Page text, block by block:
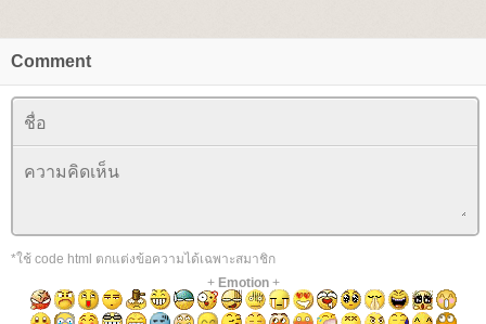
Comment
*ใช้ code html ตกแต่งข้อความได้เฉพาะสมาชิก
+ Emotion+